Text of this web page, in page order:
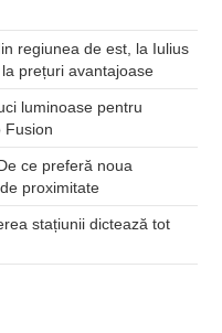
regiunea de est, la Iulius
prețuri avantajoase
luminoase pentru
Fusion
ce preferă noua
proximitate
stațiunii dictează tot